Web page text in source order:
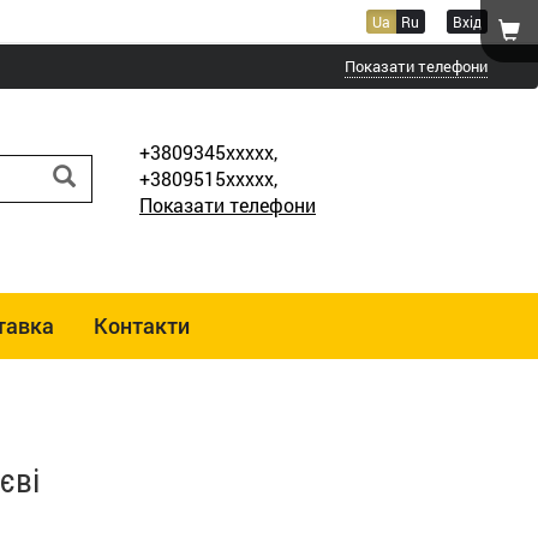
Ua Ru Вхід
Показати телефони
+3809345xxxxx,
+3809515xxxxx,
Показати телефони
Контакти